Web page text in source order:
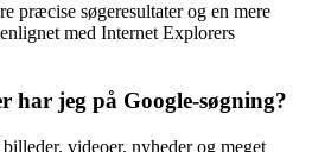
præcise søgeresultater og en mere
med Internet Explorers
har jeg på Google-søgning?
videoer, nyheder og meget